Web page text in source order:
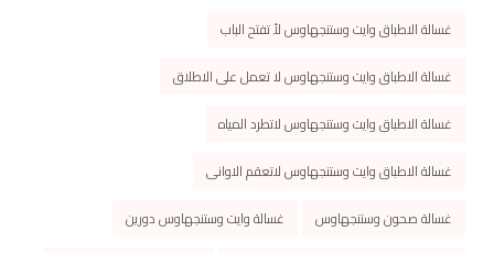
غسالة الاطباق وايت وستنجهاوس لأ تفتح الباب
غسالة الاطباق وايت وستنجهاوس لا تعمل على الاطلاق
غسالة الاطباق وايت وستنجهاوس لاتطرد المياه
غسالة الاطباق وايت وستنجهاوس لاتعقم الاوانى
غسالة صحون وستنجهاوس
غسالة وايت وستنجهاوس دورين